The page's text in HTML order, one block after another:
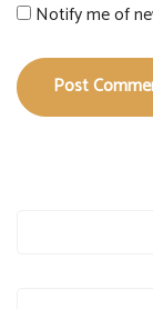
Notify me of
Post